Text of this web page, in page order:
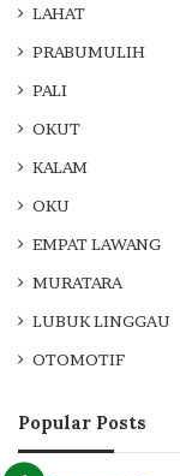
LAHAT
PRABUMULIH
PALI
OKUT
KALAM
OKU
EMPAT LAWANG
MURATARA
LUBUK LINGGAU
OTOMOTIF
Popular Posts